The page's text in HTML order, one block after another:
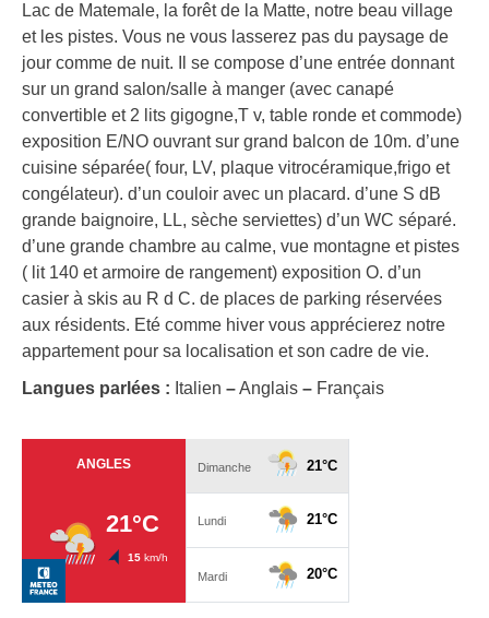
Lac de Matemale, la forêt de la Matte, notre beau village
et les pistes. Vous ne vous lasserez pas du paysage de
jour comme de nuit. Il se compose d’une entrée donnant
sur un grand salon/salle à manger (avec canapé
convertible et 2 lits gigogne,T v, table ronde et commode)
exposition E/NO ouvrant sur grand balcon de 10m. d’une
cuisine séparée( four, LV, plaque vitrocéramique,frigo et
congélateur). d’un couloir avec un placard. d’une S dB
grande baignoire, LL, sèche serviettes) d’un WC séparé.
d’une grande chambre au calme, vue montagne et pistes
( lit 140 et armoire de rangement) exposition O. d’un
casier à skis au R d C. de places de parking réservées
aux résidents. Eté comme hiver vous apprécierez notre
appartement pour sa localisation et son cadre de vie.
Langues parlées : Italien –Anglais – Français